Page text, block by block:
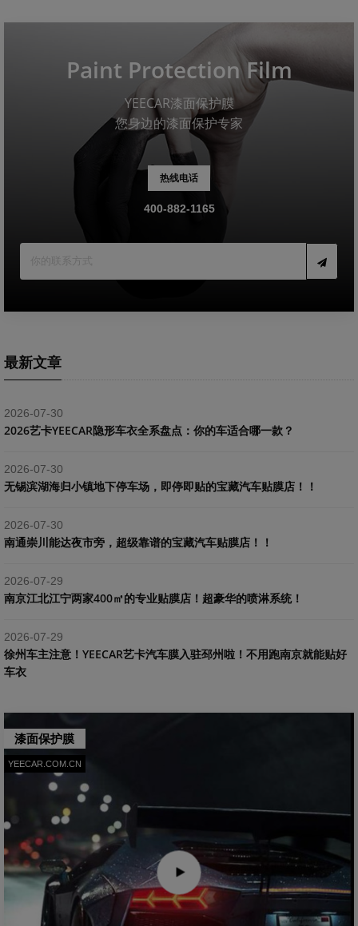
Paint Protection Film
YEECAR漆面保护膜
您身边的漆面保护专家
热线电话
400-882-1165
最新文章
2026-07-30
2026艺卡YEECAR隐形车衣全系盘点：你的车适合哪一款？
2026-07-30
​无锡滨湖海归小镇地下停车场，即停即贴的宝藏汽车贴膜店！！
2026-07-30
南通崇川能达夜市旁，超级靠谱的宝藏汽车贴膜店！！
2026-07-29
南京江北江宁两家400㎡的专业贴膜店！超豪华的喷淋系统！
2026-07-29
​徐州车主注意！YEECAR艺卡汽车膜入驻邳州啦！不用跑南京就能贴好
车衣
漆面保护膜
YEECAR.COM.CN